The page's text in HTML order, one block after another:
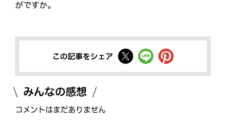
がですか。
この記事をシェア
みんなの感想
コメントはまだありません